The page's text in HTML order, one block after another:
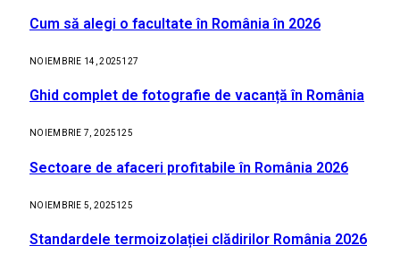
Cum să alegi o facultate în România în 2026
NOIEMBRIE 14, 2025127
Ghid complet de fotografie de vacanță în România
NOIEMBRIE 7, 2025125
Sectoare de afaceri profitabile în România 2026
NOIEMBRIE 5, 2025125
Standardele termoizolației clădirilor România 2026